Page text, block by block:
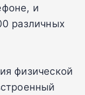
и
различных
физической